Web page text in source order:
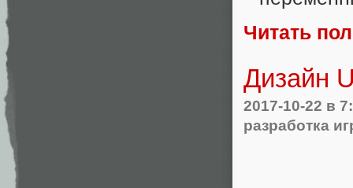
Читать
Дизайн
2017-10-22 в
разработка